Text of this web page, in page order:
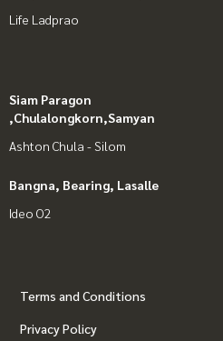
Life Ladprao
Siam Paragon
,Chulalongkorn,Samyan
Ashton Chula - Silom
Bangna, Bearing, Lasalle
Ideo O2
Terms and Conditions
Privacy Policy